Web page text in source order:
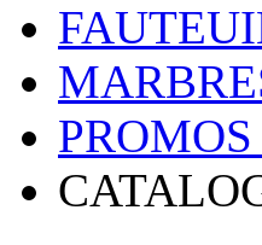
PROMOS